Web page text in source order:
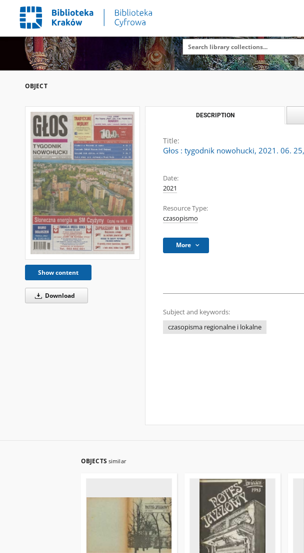
OBJECT
Show content
Download
DESCRIPTION
Title:
Głos : tygodnik nowohucki, 2021. 06.
Date:
2021
Resource Type:
czasopismo
More
Subject and keywords:
czasopisma regionalne i lokalne
OBJECTS similar